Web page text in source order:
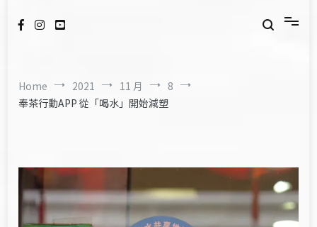
Home 2021 11 月
8
奉茶行動APP 從「喝水」開始減塑